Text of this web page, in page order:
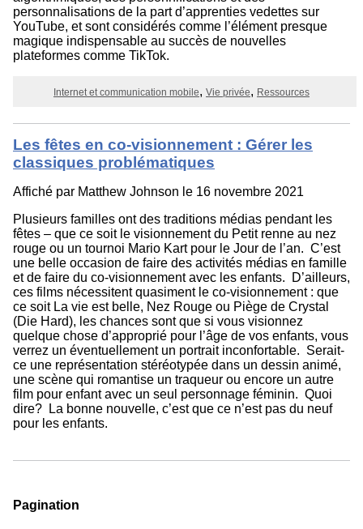
personnalisations de la part d’apprenties vedettes sur
YouTube, et sont considérés comme l’élément presque
magique indispensable au succès de nouvelles
plateformes comme TikTok.
Internet et communication mobile Vie privée Ressources
Les fêtes en co-visionnement : Gérer les
classiques problématiques
Affiché par Matthew Johnson le 16 novembre 2021
Plusieurs familles ont des traditions médias pendant les
fêtes – que ce soit le visionnement du Petit renne au nez
rouge ou un tournoi Mario Kart pour le Jour de l’an. C’est
une belle occasion de faire des activités médias en famille
et de faire du co-visionnement avec les enfants. D’ailleurs,
ces films nécessitent quasiment le co-visionnement : que
ce soit La vie est belle, Nez Rouge ou Piège de Crystal
(Die Hard), les chances sont que si vous visionnez
quelque chose d’approprié pour l’âge de vos enfants, vous
verrez un éventuellement un portrait inconfortable. Serait-
ce une représentation stéréotypée dans un dessin animé,
une scène qui romantise un traqueur ou encore un autre
film pour enfant avec un seul personnage féminin. Quoi
dire? La bonne nouvelle, c’est que ce n’est pas du neuf
pour les enfants.
Pagination